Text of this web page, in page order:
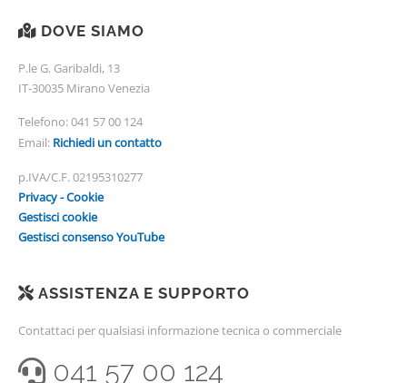
DOVE SIAMO
P.le G. Garibaldi, 13
IT-30035 Mirano Venezia
Telefono:041 57 00 124
Email: Richiedi un contatto
p.IVA/C.F. 02195310277
Privacy - Cookie
Gestisci cookie
Gestisci consenso YouTube
ASSISTENZA E SUPPORTO
Contattaci per qualsiasi informazione tecnica o commerciale
041 57 00 124